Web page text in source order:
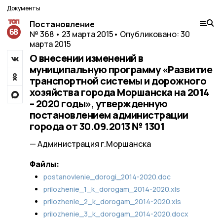
Документы
Постановление
№ 368 • 23 марта 2015• Опубликовано: 30
марта 2015
О внесении изменений в
муниципальную программу «Развитие
транспортной системы и дорожного
хозяйства города Моршанска на 2014
– 2020 годы», утвержденную
постановлением администрации
города от 30.09.2013 № 1301
— Администрация г.Моршанска
Файлы:
postanovlenie_dorogi_2014-2020.doc
prilozhenie_1_k_dorogam_2014-2020.xls
prilozhenie_2_k_dorogam_2014-2020.xls
prilozhenie_3_k_dorogam_2014-2020.docx